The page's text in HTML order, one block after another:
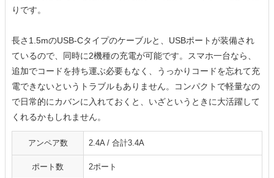
りです。
長さ1.5mのUSB-Cタイプのケーブルと、USBポートが装備され
ているので、同時に2機種の充電が可能です。スマホ一台なら、
追加でコードを持ち運ぶ必要もなく、うっかりコードを忘れて充
電できないというトラブルもありません。コンパクトで軽量なの
で日常的にカバンに入れておくと、いざというときに大活躍して
くれるかもしれません。
アンペア数 2.4A / 合計3.4A
ポート数 2ポート